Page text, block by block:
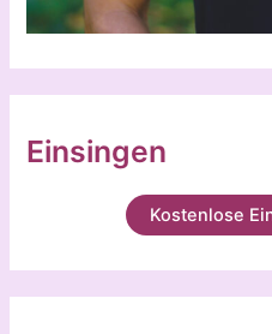
Einsingen
Kostenlose